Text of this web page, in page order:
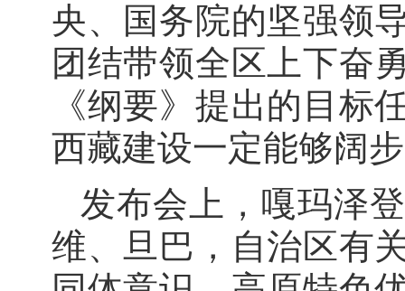
央、国务院的坚强领
团结带领全区上下奋
《纲要》提出的目标
西藏建设一定能够阔
发布会上，嘎玛泽
维、旦巴，自治区有